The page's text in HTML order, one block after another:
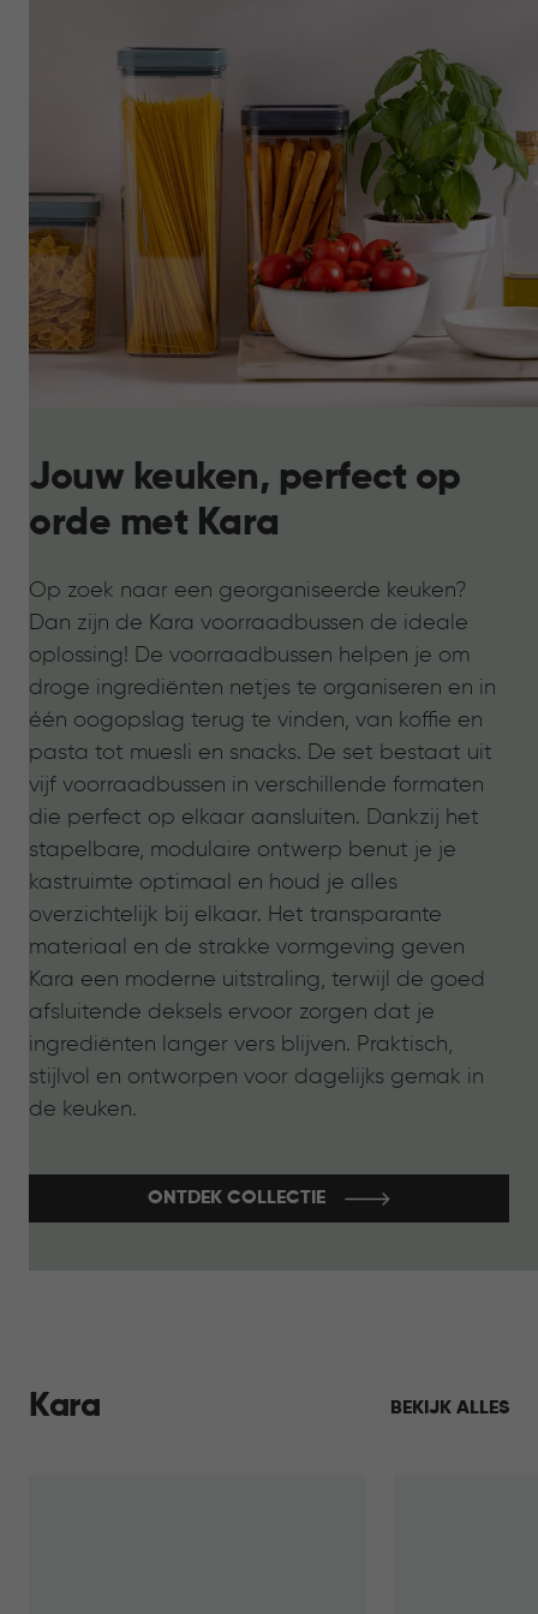
Jouw keuken, perfect op
orde met Kara
Op zoek naar een georganiseerde keuken?
Dan zijn de Kara voorraadbussen de ideale
oplossing! De voorraadbussen helpen je om
droge ingrediënten netjes te organiseren en in
één oogopslag terug te vinden, van koffie en
pasta tot muesli en snacks. De set bestaat uit
vijf voorraadbussen in verschillende formaten
die perfect op elkaar aansluiten. Dankzij het
stapelbare, modulaire ontwerp benut je je
kastruimte optimaal en houd je alles
overzichtelijk bij elkaar. Het transparante
materiaal en de strakke vormgeving geven
Kara een moderne uitstraling, terwijl de goed
afsluitende deksels ervoor zorgen dat je
ingrediënten langer vers blijven. Praktisch,
stijlvol en ontworpen voor dagelijks gemak in
de keuken.
ONTDEK COLLECTIE
Kara BEKIJK ALLES